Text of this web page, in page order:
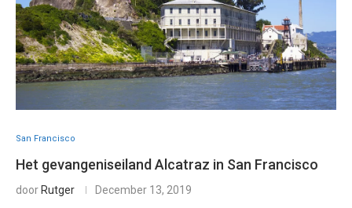
San Francisco
Het gevangeniseiland Alcatraz in San Francisco
door Rutger December 13, 2019